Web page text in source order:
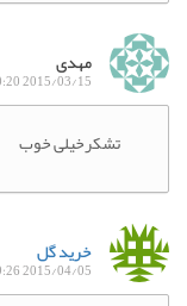
مهدی
2015/03/15 00:20
تشکرخیلی خوب
خرید گل
2015/04/05 19:26